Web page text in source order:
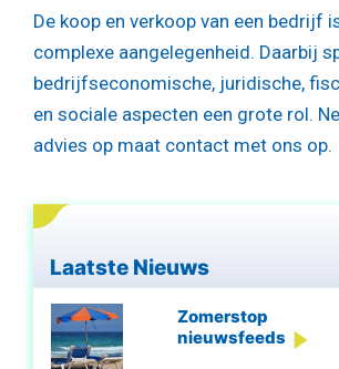
De koop en verkoop van een bedrijf
complexe aangelegenheid. Daarbij
bedrijfseconomische, juridische,
en sociale aspecten een grote rol.
advies op maat contact met ons op.
Laatste Nieuws
Zomerstop
nieuwsfeeds